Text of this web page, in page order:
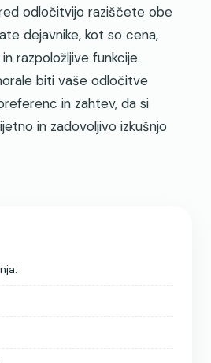
odločitvijo raziščete obe
dejavnike, kot so cena,
razpoložljive funkcije.
biti vaše odločitve
in zahtev, da si
in zadovoljivo izkušnjo